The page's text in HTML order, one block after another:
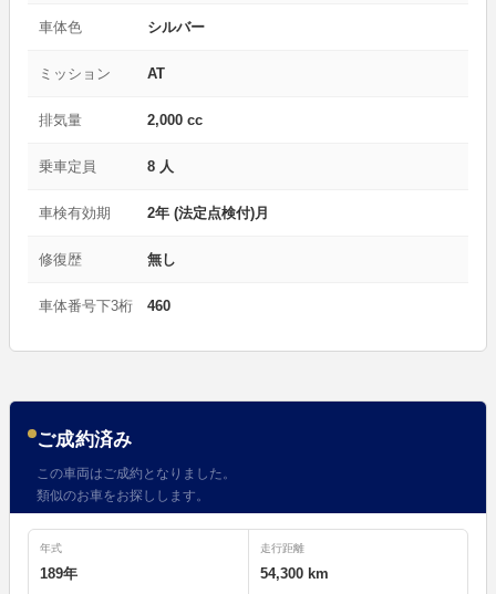
車体色 シルバー
ミッション AT
排気量 2,000 cc
乗車定員 8 人
車検有効期 2年 (法定点検付)月
修復歴 無し
車体番号下3桁 460
ご成約済み
この車両はご成約となりました。
類似のお車をお探しします。
年式
189年
走行距離
54,300 km